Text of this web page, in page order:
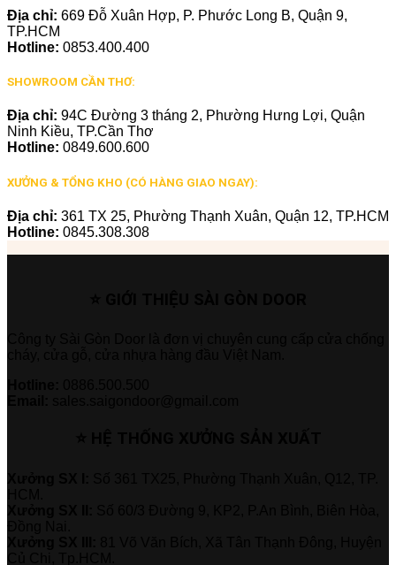
Địa chỉ: 669 Đỗ Xuân Hợp, P. Phước Long B, Quận 9,
TP.HCM
Hotline: 0853.400.400
SHOWROOM CẦN THƠ:
Địa chỉ: 94C Đường 3 tháng 2, Phường Hưng Lợi, Quận
Ninh Kiều, TP.Cần Thơ
Hotline: 0849.600.600
XƯỞNG & TỔNG KHO (CÓ HÀNG GIAO NGAY):
Địa chỉ: 361 TX 25, Phường Thạnh Xuân, Quận 12, TP.HCM
Hotline: 0845.308.308